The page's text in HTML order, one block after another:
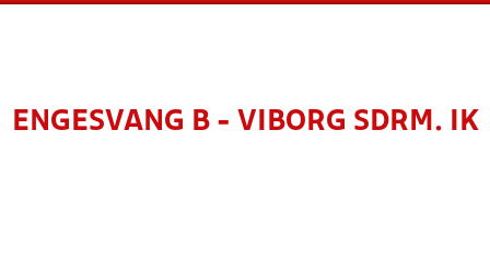
ENGESVANG B - VIBORG SDRM. IK